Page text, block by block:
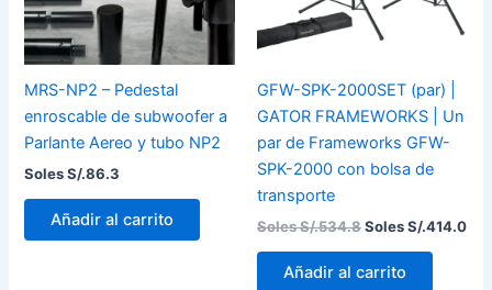
MRS-NP2 – Pedestal
enroscable de subwoofer a
Parlante Aereo y tubo NP2
Soles S/.86.3
Añadir al carrito
GFW-SPK-2000SET (par) |
GATOR FRAMEWORKS | Un
par de Frameworks GFW-
SPK-2000 con bolsa de
transporte
Soles S/.534.8Soles S/.414.0
Añadir al carrito